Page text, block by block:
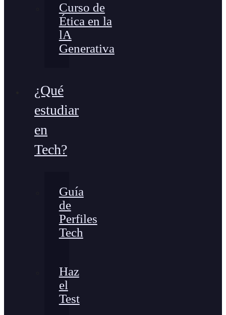
Curso de
Ética en la
lA
Generativa
¿Qué
estudiar
en
Tech?
Guía
de
Perfiles
Tech
Haz
el
Test